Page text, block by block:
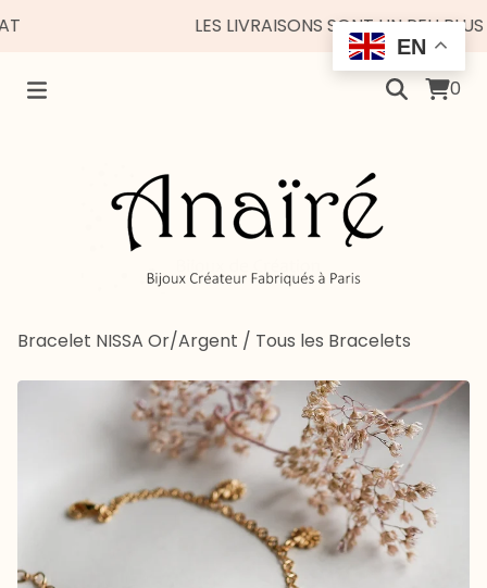
LES LIVRAISONS SONT UN PEU PLUS
0
Bracelet NISSA Or/Argent / Tous les Bracelets
EN